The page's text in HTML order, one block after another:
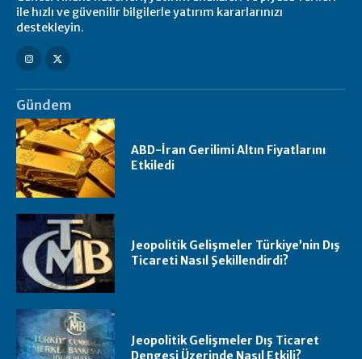
ile hızlı ve güvenilir bilgilerle yatırım kararlarınızı
destekleyin.
Gündem
ABD-İran Gerilimi Altın Fiyatlarını
Etkiledi
Jeopolitik Gelişmeler Türkiye’nin Dış
Ticareti Nasıl Şekillendirdi?
Jeopolitik Gelişmeler Dış Ticaret
Dengesi Üzerinde Nasıl Etkili?